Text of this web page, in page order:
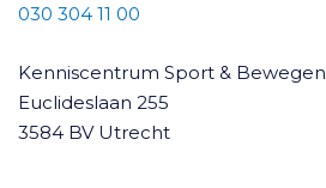
030 304 11 00
Kenniscentrum Sport & Bewegen
Euclideslaan 255
3584 BV Utrecht